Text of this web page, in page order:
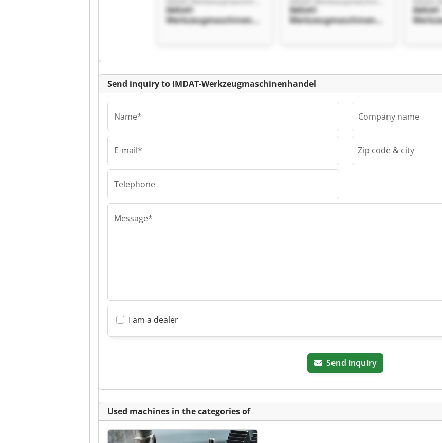
IMDAT-
Werkzeugmaschinenha
ndel IMDAT-
IMDAT-
Werkzeugmaschinenha
ndel IMDAT-
IMDAT-
ndel
Werkzeugmaschinenha
ndel
Listing
Send inquiry to IMDAT-Werkzeugmaschinenhandel
Name*
E-mail*
Telephone
Company name
Zip code & city
Message*
I am a dealer
Send inquiry
Used machines in the categories of